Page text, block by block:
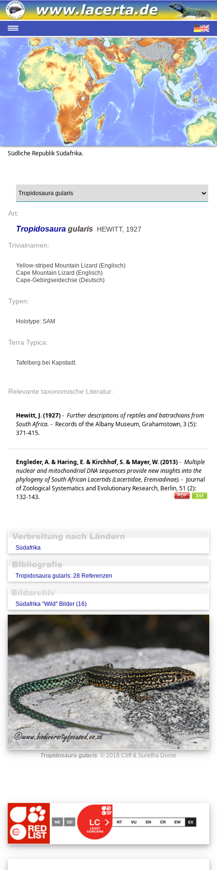
Südliche Republik Südafrika.
Art:
Tropidosaura gularis HEWITT, 1927
Trivialnamen:
Yellow-striped Mountain Lizard (Englisch)
Cape Mountain Lizard (Englisch)
Cape-Gebirgseidechse (Deutsch)
Typen:
Holotype: SAM
Terra Typica:
Tafelberg bei Kapstadt.
Relevante taxonomische Literatur:
Hewitt, J. (1927)- Further descriptions of reptiles and batrachians from
South Africa. - Records of the Albany Museum, Grahamstown, 3 (5):
371-415.
Engleder, A. & Haring, E. & Kirchhof, S. & Mayer, W. (2013)- Multiple
nuclear and mitochondrial DNA sequences provide new insights into the
phylogeny of South African Lacertids (Lacertidae, Eremiadinae). - Journal
of Zoological Systematics and Evolutionary Research, Berlin, 51 (2):
132-143.
Südafrika
Tropidosaura gularis: 28 Referenzen
Südafrika “Wild” Bilder (16)
Tropidosaura gularis © 2018 Cliff & Suretha Dorse